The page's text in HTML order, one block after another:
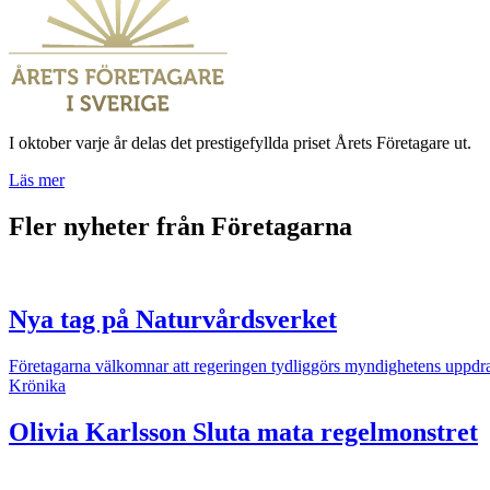
I oktober varje år delas det prestigefyllda priset Årets Företagare ut.
Läs mer
Fler nyheter från Företagarna
Nya tag på Naturvårdsverket
Företagarna välkomnar att regeringen tydliggörs myndighetens
Krönika
Olivia Karlsson Sluta mata regelmonstret